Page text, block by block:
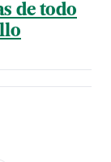
de todo